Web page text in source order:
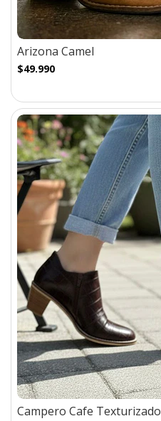
Arizona Camel
$49.990
Campero Cafe Texturizado